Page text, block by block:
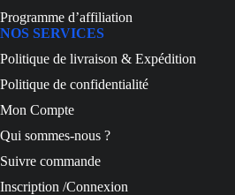
Programme d’affiliation
NOS SERVICES
Politique de livraison & Expédition
Politique de confidentialité
Mon Compte
Qui sommes-nous ?
Suivre commande
Inscription /Connexion